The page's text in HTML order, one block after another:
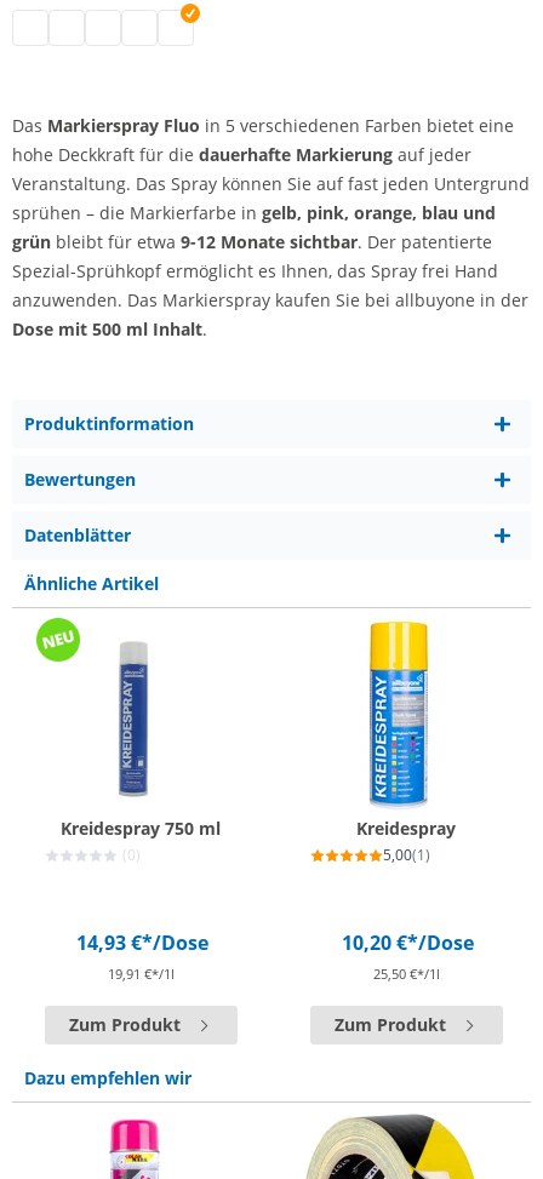
Markierspray | grün
Markierspray | pink
Markierspray | grellorange
Markierspray | gelb
Das Markierspray Fluo in 5 verschiedenen Farben bietet eine
hohe Deckkraft für die dauerhafte Markierung auf jeder
Veranstaltung. Das Spray können Sie auf fast jeden Untergrund
sprühen – die Markierfarbe in gelb, pink, orange, blau und
grün bleibt für etwa 9-12 Monate sichtbar. Der patentierte
Spezial-Sprühkopf ermöglicht es Ihnen, das Spray frei Hand
anzuwenden. Das Markierspray kaufen Sie bei allbuyone in der
Dose mit 500 ml Inhalt.
Produktinformation
Bewertungen
Datenblätter
Ähnliche Artikel
Kreidespray 750 ml
(0)
14,93 €*/Dose
19,91 €*/1l
Zum Produkt
Kreidespray
5,00(1)
10,20 €*/Dose
25,50 €*/1l
Zum Produkt
Dazu empfehlen wir